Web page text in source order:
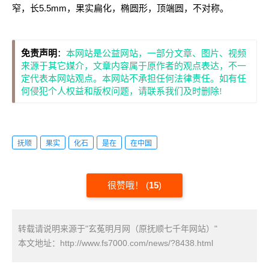
窄，长5.5mm，果实扁化，椭圆形，顶端圆，不对称。
免责声明 ： 本网站是公益网站，一部分文章、图片、视频
来源于其它媒介，文章内容属于原作者的观点表达，不一
定代表本网站观点。本网站不承担任何法律责任。如有任
何侵犯个人权益和版权问题，请联系我们及时删除!
抚顺 果实 化石 是在 在中国
很赞哦！ (15)
转载请说明来源于"玄菟明月网（原抚顺七千年网站）"
本文地址： http://www.fs7000.com/news/?8438.html